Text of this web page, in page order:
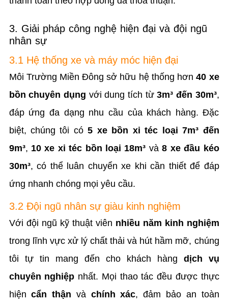
3. Giải pháp công nghệ hiện đại và đội ngũ
nhân sự
3.1 Hệ thống xe và máy móc hiện đại
Môi Trường Miền Đông sở hữu hệ thống hơn40 xe
bồn chuyên dụng với dung tích từ3m³ đến 30m³,
đáp ứng đa dạng nhu cầu của khách hàng. Đặc
biệt, chúng tôi có5 xe bồn xi téc loại 7m³ đến
9m³, 10 xe xi téc bồn loại 18m³ và8 xe đầu kéo
30m³, có thể luân chuyển xe khi cần thiết để đáp
ứng nhanh chóng mọi yêu cầu.
3.2 Đội ngũ nhân sự giàu kinh nghiệm
Với đội ngũ kỹ thuật viên nhiều năm kinh nghiệm
trong lĩnh vực xử lý chất thải và hút hầm mỡ, chúng
tôi tự tin mang đến cho khách hàng dịch vụ
chuyên nghiệp nhất. Mọi thao tác đều được thực
hiệncẩn thận và chính xác, đảm bảo an toàn